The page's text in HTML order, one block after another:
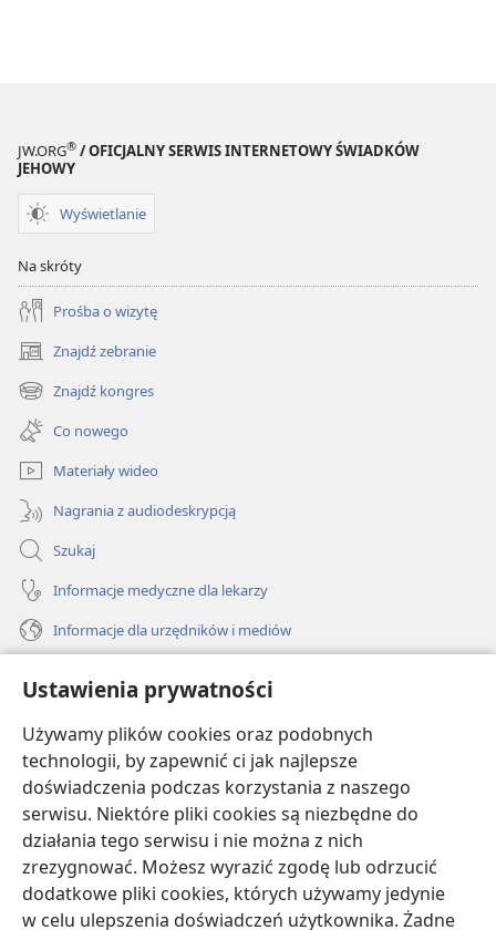
Ustawienia prywatności
Używamy plików cookies oraz podobnych
technologii, by zapewnić ci jak najlepsze
doświadczenia podczas korzystania z naszego
serwisu. Niektóre pliki cookies są niezbędne do
działania tego serwisu i nie można z nich
zrezygnować. Możesz wyrazić zgodę lub odrzucić
dodatkowe pliki cookies, których używamy jedynie
w celu ulepszenia doświadczeń użytkownika. Żadne
JW.ORG® / OFICJALNY SERWIS INTERNETOWY ŚWIADKÓW
JEHOWY
Wyświetlanie
Na skróty
Prośba o wizytę
Znajdź zebranie
(opens
new
window)
Znajdź kongres
(opens
new
window)
Co nowego
Materiały wideo
Nagrania z audiodeskrypcją
Szukaj
Informacje medyczne dla lekarzy
Informacje dla urzędników i mediów
Darowizny
(opens
new
window)BIBLIOTEKA INTERNETOWA Strażnicy
(opens
new
window)JW Hub
(opens
new
window)JW Library